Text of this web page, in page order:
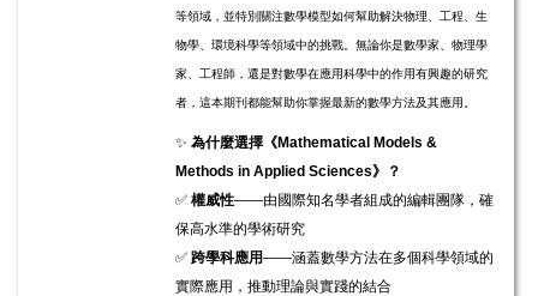
等領域，並特別關注數學模型如何幫助解決物理、工程、生
物學、環境科學等領域中的挑戰。無論你是數學家、物理學
家、工程師，還是對數學在應用科學中的作用有興趣的研究
者，這本期刊都能幫助你掌握最新的數學方法及其應用。
✨ 為什麼選擇《Mathematical Models &
Methods in Applied Sciences》？
✅ 權威性——由國際知名學者組成的編輯團隊，確
保高水準的學術研究
✅ 跨學科應用——涵蓋數學方法在多個科學領域的
實際應用，推動理論與實踐的結合